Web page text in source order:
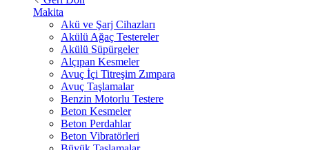
Makita
Akü ve Şarj Cihazları
Akülü Ağaç Testereler
Akülü Süpürgeler
Alçıpan Kesmeler
Avuç İçi Titreşim Zımpara
Avuç Taşlamalar
Benzin Motorlu Testere
Beton Kesmeler
Beton Perdahlar
Beton Vibratörleri